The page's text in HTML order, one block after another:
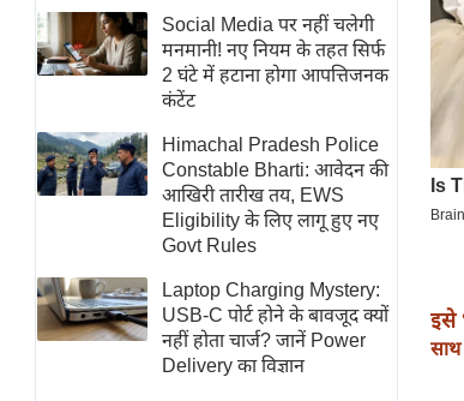
फिटनेस मंत्रा
रिलेशनशिप
राजनीति
विश्लेषण
समसामयिक
मातृभूमि
एम.
आर.
आई.
Social Media पर नहीं चलेगी
मनमानी! नए नियम के तहत सिर्फ
2 घंटे में हटाना होगा आपत्तिजनक
कंटेंट
Himachal Pradesh Police
Constable Bharti: आवेदन की
आखिरी तारीख तय, EWS
Eligibility के लिए लागू हुए नए
Govt Rules
Laptop Charging Mystery:
USB-C पोर्ट होने के बावजूद क्यों
नहीं होता चार्ज? जानें Power
Delivery का विज्ञान
इसे